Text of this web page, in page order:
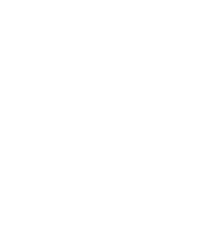
后抛尸乱葬
中意外成为了“神秘学事件对策部”的负责人。
山庄、无尘
血君王”，不仅可以无视一切痛觉，还可以